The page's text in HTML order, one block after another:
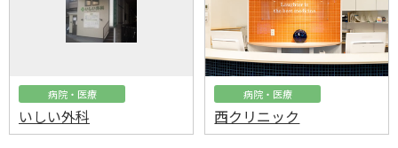
病院・医療
いしい外科
病院・医療
西クリニック